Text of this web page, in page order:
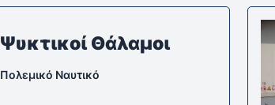
Ψυκτικοί Θάλαμοι
Πολεμικό Ναυτικό